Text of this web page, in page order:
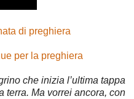
di preghiera
per la preghiera
che inizia l’ultima tappa
terra. Ma vorrei ancora, con